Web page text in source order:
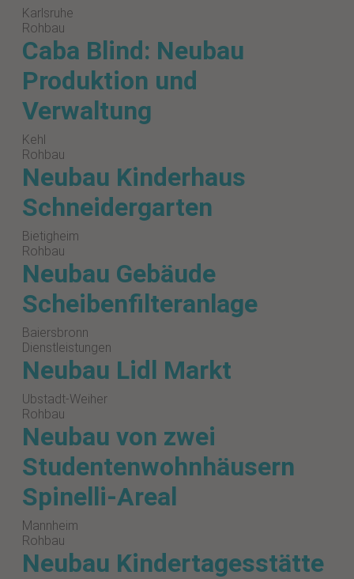
Karlsruhe
Rohbau
Caba Blind: Neubau
Produktion und
Verwaltung
Kehl
Rohbau
Neubau Kinderhaus
Schneidergarten
Bietigheim
Rohbau
Neubau Gebäude
Scheibenfilteranlage
Baiersbronn
Dienstleistungen
Neubau Lidl Markt
Ubstadt-Weiher
Rohbau
Neubau von zwei
Studentenwohnhäusern
Spinelli-Areal
Mannheim
Rohbau
Neubau Kindertagesstätte